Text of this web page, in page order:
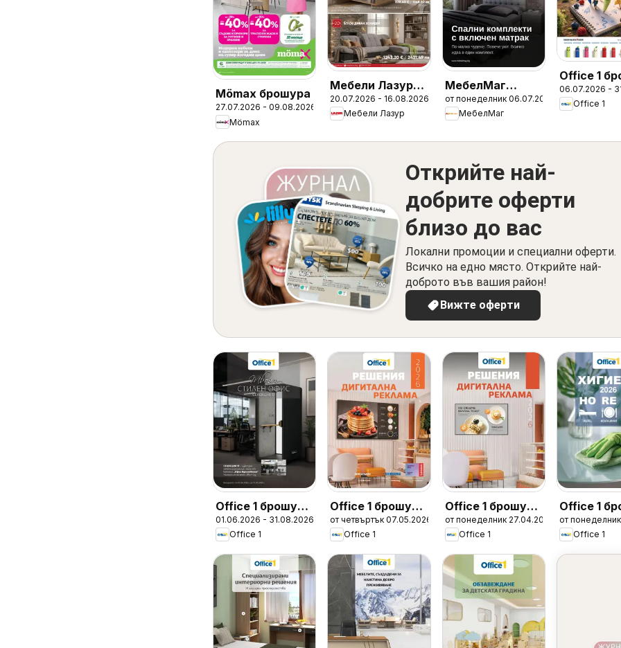
Mömax брошура
27.07.2026 - 09.08.2026
Mömax
Мебели Лазур
брошура
20.07.2026 - 16.08.2026
Мебели Лазур
МебелМаг
брошура
от понеделник 06.07.2026
МебелМаг
Office 1
06.07.2026 -
Office 1
Открийте най-
добрите оферти
близо до вас
Локални промоции и специални оферти.
Всичко на едно място. Открийте най-
доброто във вашия район!
Вижте оферти
Office 1 брошура
- Твоят стилен
Офис
01.06.2026 - 31.08.2026
Office 1
Office 1 брошура
- Дигитална
рекалма
от четвъртък 07.05.2026
Office 1
Office 1 брошура
- Дигитална
рекалма
от понеделник 27.04.2026
Office 1
Office 1
- Хотели
2026
от понеделник
Office 1